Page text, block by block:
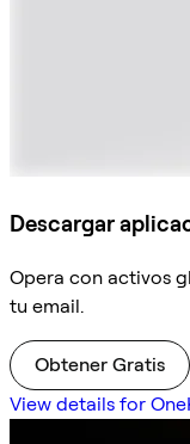
Descargar
Opera con activos
tu email.
Obtener Gratis
View details for